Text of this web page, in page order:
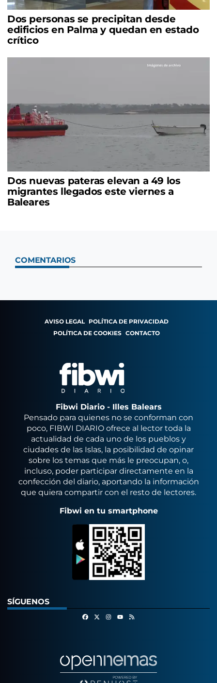
Dos personas se precipitan desde
edificios en Palma y quedan en estado
crítico
Dos nuevas pateras elevan a 49 los
migrantes llegados este viernes a
Baleares
COMENTARIOS
AVISO LEGAL POLÍTICA DE PRIVACIDAD
POLÍTICA DE COOKIES CONTACTO
Fibwi Diario - Illes Balears
Pensado para quienes no se conforman con
poco, FIBWI DIARIO ofrece al lector toda la
actualidad de cada uno de los pueblos y
ciudades de las Islas, la posibilidad de opinar
sobre los temas que más le preocupan, o,
incluso, poder participar directamente en la
confección del diario, aportando la información
que quiera compartir con el resto de lectores.
Fibwi en tu smartphone
SÍGUENOS
FacebookInstagram